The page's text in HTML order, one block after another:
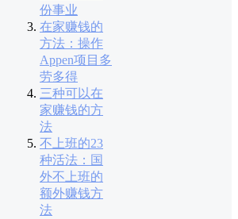
份事业
在家赚钱的
方法：操作
Appen项目多
劳多得
三种可以在
家赚钱的方
法
不上班的23
种活法：国
外不上班的
额外赚钱方
法